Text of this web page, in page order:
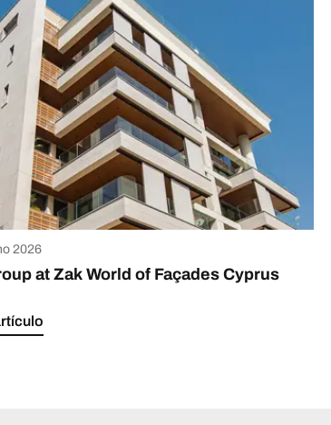
2026
at Zak World of Façades Cyprus